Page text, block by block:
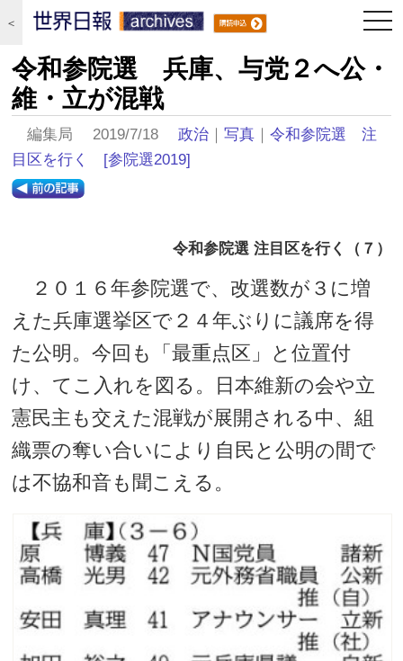
＜
令和参院選 兵庫、与党２へ公・
維・立が混戦
編集局 2019/7/18政治 ｜写真 ｜令和参院選 注
目区を行く
[参院選2019]
令和参院選 注目区を行く（７）
２０１６年参院選で、改選数が３に増
えた兵庫選挙区で２４年ぶりに議席を得
た公明。今回も「最重点区」と位置付
け、てこ入れを図る。日本維新の会や立
憲民主も交えた混戦が展開される中、組
織票の奪い合いにより自民と公明の間で
は不協和音も聞こえる。